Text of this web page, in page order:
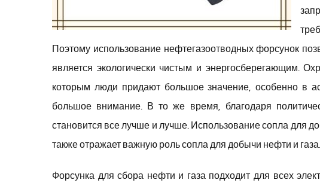
Поэтому использование нефтегазоотводных форсунок
является экологически чистым и энергосберегающим.
которым люди придают большое значение, особенно в
большое внимание. В то же время, благодаря
становится все лучше и лучше. Использование сопла для
также отражает важную роль сопла для добычи нефти и газа.
Форсунка для сбора нефти и газа подходит для всех